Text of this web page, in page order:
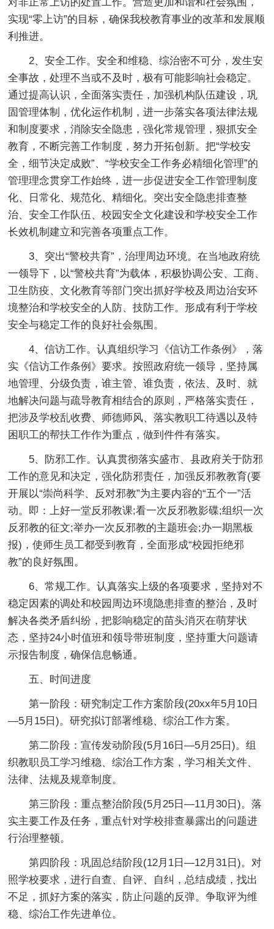
实现“零上访”的目标，确保我校教育事业的改革和发展顺
利推进。
2、安全工作。安全和维稳、综治密不可分，发生安
全事故，处理不当或不及时，极有可能影响社会稳定。
通过提高认识，全面落实责任，加强机构队伍建设，巩
固管理体制，优化运作机制，进一步落实各项法律法规
和制度要求，消除安全隐患，强化常规管理，狠抓安全
教育，不断完善工作制度，努力开拓创新。把“学校安
全，细节决定成败”、“学校安全工作务必精细化管理”的
管理理念贯穿工作始终，进一步促进安全工作管理制度
化、日常化、规范化、精细化。突出安全隐患排查整
治、安全工作队伍、校园安全文化建设和学校安全工作
长效机制建立和完善各项重点工作。
3、突出“警校共育”，治理周边环境。在当地政府统
一领导下，以“警校共育”为载体，积极协调公安、工商、
卫生防疫、文化教育等部门突出抓好学校及周边治安环
境整治和学校安全的人防、技防工作。形成有利于学校
安全与稳定工作的良好社会氛围。
4、信访工作。认真组织学习《信访工作条例》，落
实《信访工作条例》要求。按照政府统一领导，坚持属
地管理、分级负责，谁主管、谁负责，依法、及时、就
地解决问题与疏导教育相结合的原则，严格落实责任，
把涉及学校乱收费、师德师风、落实教职工待遇以及特
困职工的帮扶工作作为重点，做到件件有落实。
5、防邪工作。认真贯彻落实盛市、县政府关于防邪
工作的意见和决定，强化防邪责任，加强反邪教教育(要
开展以“崇尚科学、反对邪教”为主要内容的“五个一”活
动。即：上好一堂反邪教课;看一次反邪教影碟;组织一次
反邪教的征文;举办一次反邪教的主题班会;办一期黑板
报)，使师生员工都受到教育，全面形成“校园拒绝邪
教”的良好氛围。
6、常规工作。认真落实上级的各项要求，坚持对不
稳定因素的调处和校园周边环境隐患排查的整治，及时
解决各类矛盾纠纷，把影响稳定的苗头消灭在萌芽状
态，坚持24小时值班和领导带班制度，坚持重大问题请
示报告制度，确保信息畅通。
五、时间进度
第一阶段：研究制定工作方案阶段(20xx年5月10日
—5月15日)。研究拟订部署维稳、综治工作方案。
第二阶段：宣传发动阶段(5月16日—5月25日)。组
织教职员工学习维稳、综治工作方案，学习相关文件、
法律、法规及规章制度。
第三阶段：重点整治阶段(5月25日—11月30日)。落
实主要工作及任务，重点针对学校排查暴露出的问题进
行治理整顿。
第四阶段：巩固总结阶段(12月1日—12月31日)。对
照学校要求，进行自查、自评、自纠，总结成绩，找出
不足，抓好方案的落实，防止问题的反弹。争取评为维
稳、综治工作先进单位。